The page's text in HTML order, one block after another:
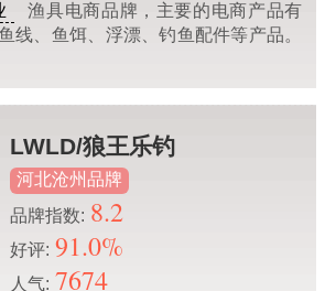
渔具电商品牌，主要的电商产品有
线、鱼饵、浮漂、钓鱼配件等产品。
LWLD/狼王乐钓
河北沧州品牌
品牌指数: 8.2
好评: 91.0%
人气: 7674